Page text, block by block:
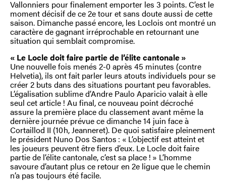
Vallonniers pour finalement emporter les 3 points. C’est le
moment décisif de ce 2e tour et sans doute aussi de cette
saison. Dimanche passé encore, les Loclois ont montré un
caractère de gagnant irréprochable en retournant une
situation qui semblait compromise.
« Le Locle doit faire partie de l’élite cantonale »
Une nouvelle fois menés 2-0 après 45 minutes (contre
Helvetia), ils ont fait parler leurs atouts individuels pour se
créer 2 buts dans des situations pourtant peu favorables.
L’égalisation sublime d’Andre Paulo Aparicio valait à elle
seul cet article ! Au final, ce nouveau point décroché
assure la première place du classement avant même la
dernière journée prévue ce dimanche 14 juin face à
Cortaillod II (10 h, Jeanneret). De quoi satisfaire pleinement
le président Nuno Dos Santos : « L’objectif est atteint et
les joueurs peuvent être fiers d’eux. Le Locle doit faire
partie de l’élite cantonale, c’est sa place ! » L’homme
savoure d’autant plus ce retour en 2e ligue que le chemin
n’a pas toujours été facile.